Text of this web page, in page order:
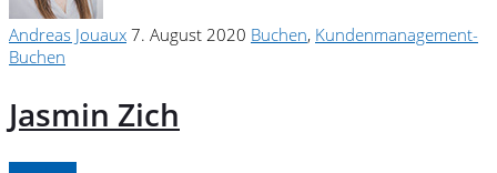
Andreas Jouaux 7. August 2020 Buchen, Kundenmanagement-
Buchen
Jasmin Zich